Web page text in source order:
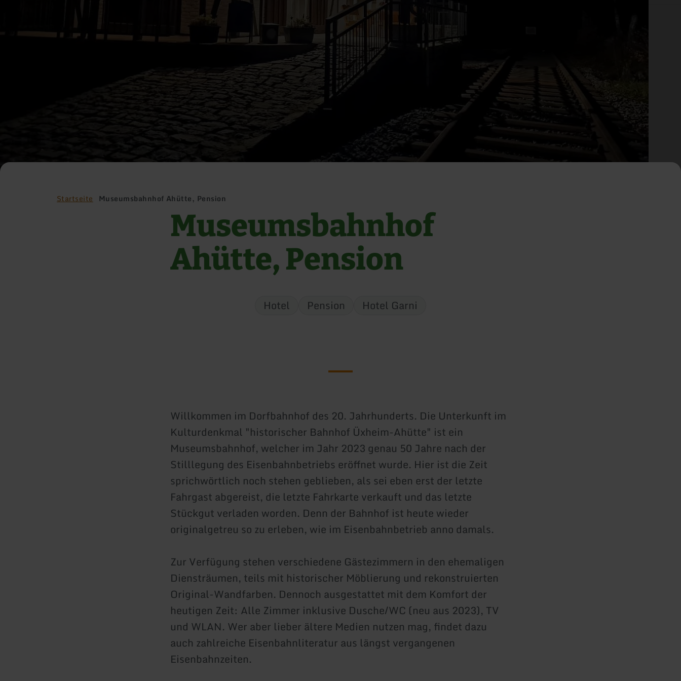
Startseite Museumsbahnhof Ahütte, Pension
Museumsbahnhof
Ahütte, Pension
Hotel Pension Hotel Garni
Willkommen im Dorfbahnhof des 20. Jahrhunderts. Die Unterkunft im
Kulturdenkmal "historischer Bahnhof Üxheim-Ahütte" ist ein
Museumsbahnhof, welcher im Jahr 2023 genau 50 Jahre nach der
Stilllegung des Eisenbahnbetriebs eröffnet wurde. Hier ist die Zeit
sprichwörtlich noch stehen geblieben, als sei eben erst der letzte
Fahrgast abgereist, die letzte Fahrkarte verkauft und das letzte
Stückgut verladen worden. Denn der Bahnhof ist heute wieder
originalgetreu so zu erleben, wie im Eisenbahnbetrieb anno damals.
Zur Verfügung stehen verschiedene Gästezimmern in den ehemaligen
Diensträumen, teils mit historischer Möblierung und rekonstruierten
Original-Wandfarben. Dennoch ausgestattet mit dem Komfort der
heutigen Zeit: Alle Zimmer inklusive Dusche/WC (neu aus 2023), TV
und WLAN. Wer aber lieber ältere Medien nutzen mag, findet dazu
auch zahlreiche Eisenbahnliteratur aus längst vergangenen
Eisenbahnzeiten.